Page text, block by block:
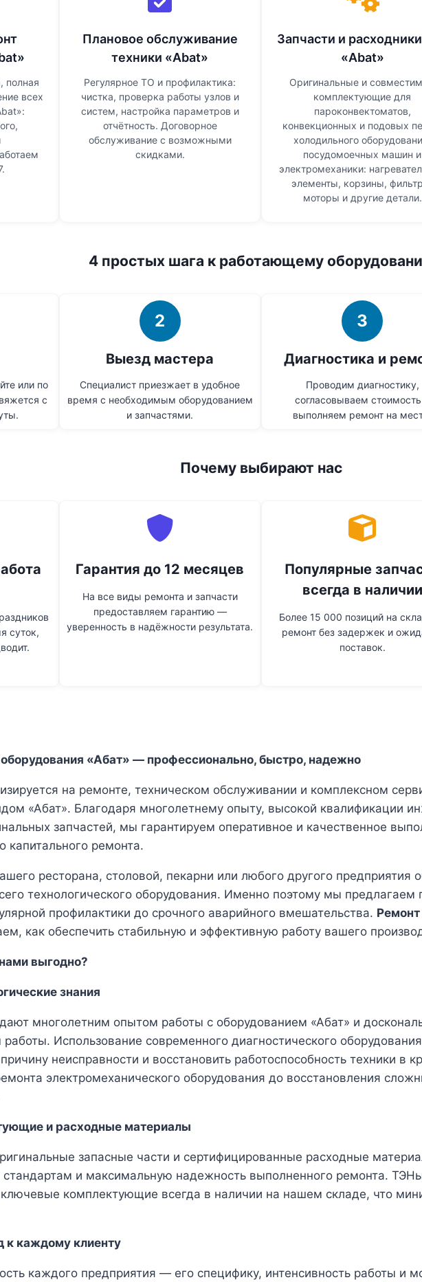
полная
всех
Плановое обслуживание
техники «Abat»
Регулярное ТО и профилактика:
чистка, проверка работы узлов и
систем, настройка параметров и
отчётность. Договорное
обслуживание с возможными
скидками.
Запчасти и
«Abat»
Оригинальные и
комплектующие для
пароконвектоматов,
конвекционных и подовых
холодильного
посудомоечных машин и
электромеханики:
элементы, корзины,
моторы и другие детали.
4 простых шага к работающему
или по
с
2
Выезд мастера
Специалист приезжает в удобное
время с необходимым оборудованием
и запчастями.
3
Диагностика и
Проводим диагностику,
согласовываем
выполняем ремонт на
Почему выбирают нас
суток,
Гарантия до 12 месяцев
На все виды ремонта и запчасти
предоставляем гарантию —
уверенность в надёжности результата.
Популярные
всегда в наличии
Более 15 000 позиций на
ремонт без задержек и
поставок.
«Абат» — профессионально, быстро, надежно
на ремонте, техническом обслуживании и комплексном
«Абат». Благодаря многолетнему опыту, высокой квалификации
запчастей, мы гарантируем оперативное и качественное
капитального ремонта.
ресторана, столовой, пекарни или любого другого предприятия
технологического оборудования. Именно поэтому мы
профилактики до срочного аварийного вмешательства.
как обеспечить стабильную и эффективную работу вашего
выгодно?
знания
многолетним опытом работы с оборудованием «Абат» и
Использование современного диагностического
неисправности и восстановить работоспособность техники в
электромеханического оборудования до восстановления
и расходные материалы
запасные части и сертифицированные расходные
стандартам и максимальную надежность выполненного ремонта.
комплектующие всегда в наличии на нашем складе, что
к каждому клиенту
каждого предприятия — его специфику, интенсивность работы и